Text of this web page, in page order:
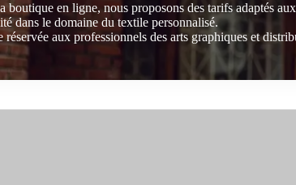
boutique en ligne, nous proposons des tarifs adaptés
dans le domaine du textile personnalisé.
réservée aux professionnels des arts graphiques et